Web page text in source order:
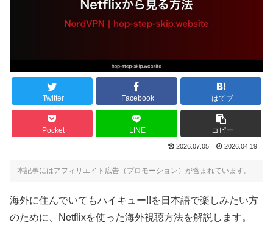
Twitter Facebook はてブ
Pocket LINE コピー
2026.07.05 2026.04.19
本記事にはアフィリエイト広告（プロモーション）が含まれています。
海外に住んでいてもハイキュー!!を日本語で楽しみたい方
のために、Netflixを使った海外視聴方法を解説します。